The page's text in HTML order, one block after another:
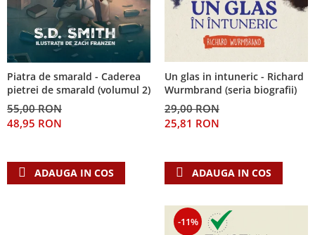
Piatra de smarald - Caderea
pietrei de smarald (volumul 2)
55,00 RON
48,95 RON
ADAUGA IN COS
Un glas in intuneric - Richard
Wurmbrand (seria biografii)
29,00 RON
25,81 RON
ADAUGA IN COS
-11%